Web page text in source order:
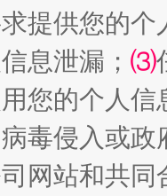
场
提供您的个
息泄漏； ⑶
您的个人
毒侵入或
网站和共